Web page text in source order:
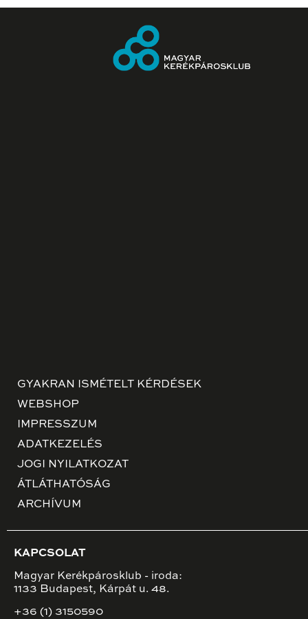
GYAKRAN ISMÉTELT KÉRDÉSEK
WEBSHOP
IMPRESSZUM
ADATKEZELÉS
JOGI NYILATKOZAT
ÁTLÁTHATÓSÁG
ARCHÍVUM
KAPCSOLAT
Magyar Kerékpárosklub - iroda:
1133 Budapest, Kárpát u. 48.
+36 (1) 3150590